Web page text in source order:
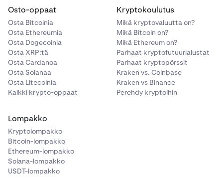
Osto-oppaat
Osta Bitcoinia
Osta Ethereumia
Osta Dogecoinia
Osta XRP:tä
Osta Cardanoa
Osta Solanaa
Osta Litecoinia
Kaikki krypto-oppaat
Kryptokoulutus
Mikä kryptovaluutta on?
Mikä Bitcoin on?
Mikä Ethereum on?
Parhaat kryptofutuurialustat
Parhaat kryptopörssit
Kraken vs. Coinbase
Kraken vs Binance
Perehdy kryptoihin
Lompakko
Kryptolompakko
Bitcoin-lompakko
Ethereum-lompakko
Solana-lompakko
USDT-lompakko